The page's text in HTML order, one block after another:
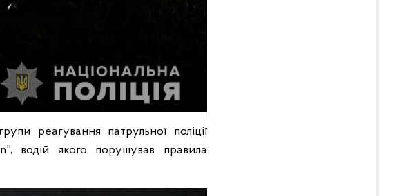
реагування патрульної поліції
водій якого порушував правила